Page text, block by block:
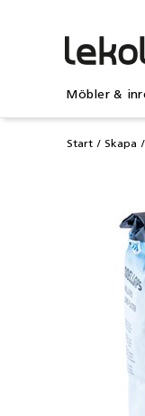
Möbler &
Start Skapa